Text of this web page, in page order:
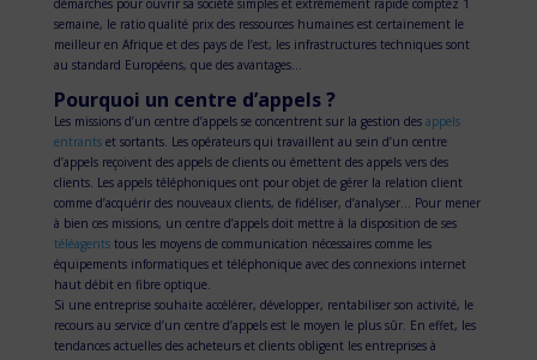
semaine, le ratio qualité prix des ressources humaines est certainement le
meilleur en Afrique et des pays de l’est, les infrastructures techniques sont
au standard Européens, que des avantages…
Pourquoi un centre d’appels ?
Les missions d’un centre d’appels se concentrent sur la gestion desappels
entrantset sortants. Les opérateurs qui travaillent au sein d’un centre
d’appels reçoivent des appels de clients ou émettent des appels vers des
clients. Les appels téléphoniques ont pour objet de gérer la relation client
comme d’acquérir des nouveaux clients, de fidéliser, d’analyser… Pour mener
à bien ces missions, un centre d’appels doit mettre à la disposition de ses
téléagentstous les moyens de communication nécessaires comme les
équipements informatiques et téléphonique avec des connexions internet
haut débit en fibre optique.
Si une entreprise souhaite accélérer, développer, rentabiliser son activité, le
recours au service d’un centre d’appels est le moyen le plus sûr. En effet, les
tendances actuelles des acheteurs et clients obligent les entreprises à